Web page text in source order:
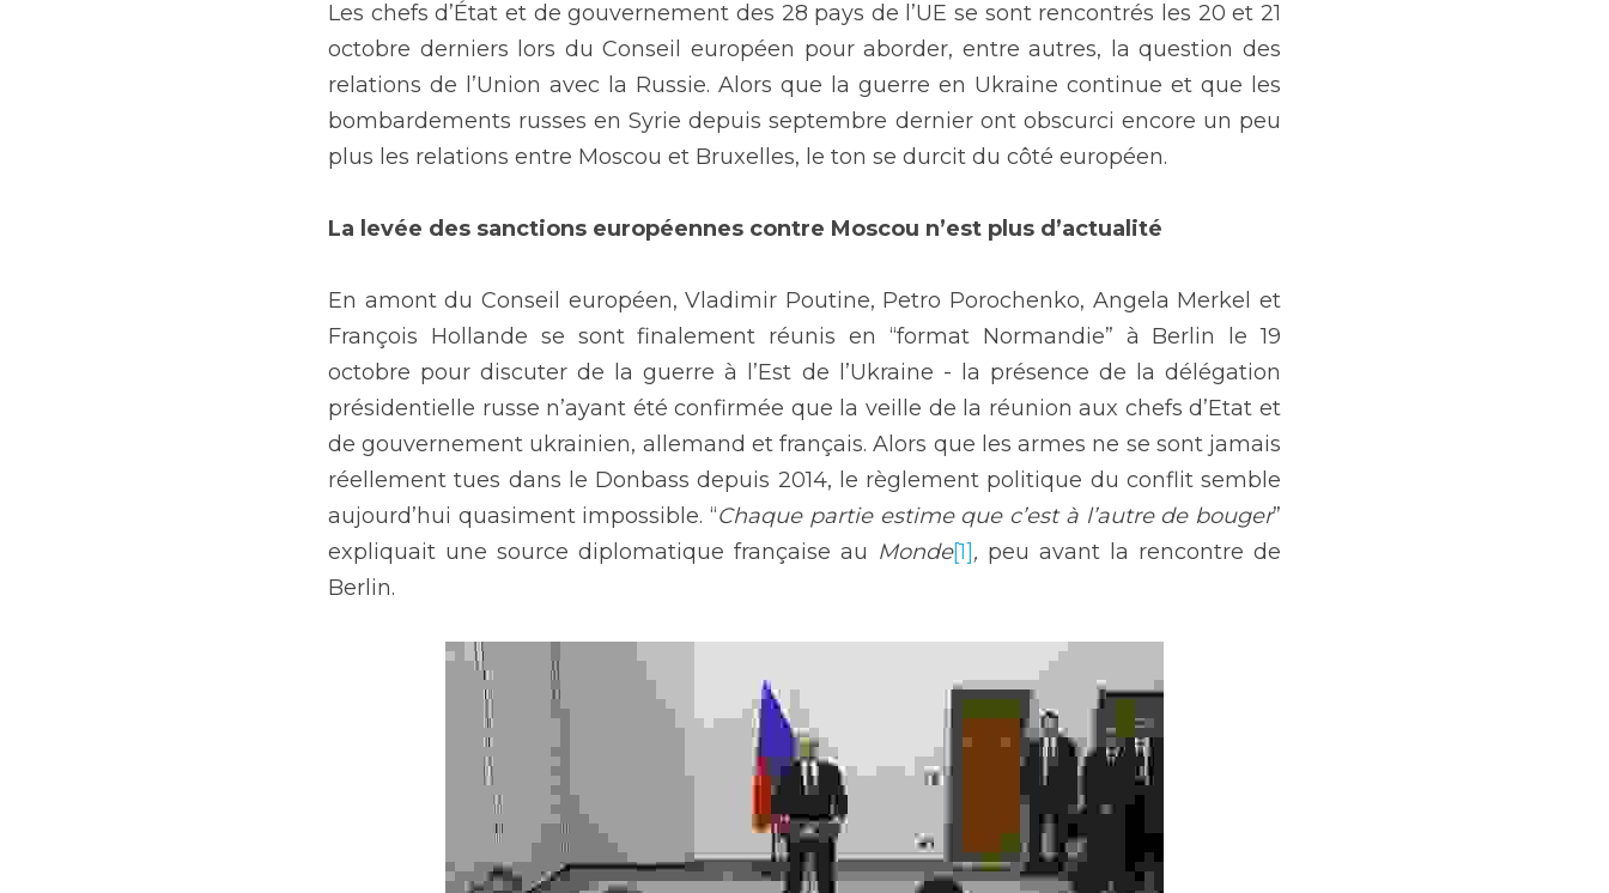
Les chefs d’État et de gouvernement des 28 pays de l’UE se sont rencontrés les 20 et 21
octobre derniers lors du Conseil européen pour aborder, entre autres, la question des
relations de l’Union avec la Russie. Alors que la guerre en Ukraine continue et que les
bombardements russes en Syrie depuis septembre dernier ont obscurci encore un peu
plus les relations entre Moscou et Bruxelles, le ton se durcit du côté européen.
La levée des sanctions européennes contre Moscou n’est plus d’actualité
En amont du Conseil européen, Vladimir Poutine, Petro Porochenko, Angela Merkel et
François Hollande se sont finalement réunis en “format Normandie” à Berlin le 19
octobre pour discuter de la guerre à l’Est de l’Ukraine - la présence de la délégation
présidentielle russe n’ayant été confirmée que la veille de la réunion aux chefs d’Etat et
de gouvernement ukrainien, allemand et français. Alors que les armes ne se sont jamais
réellement tues dans le Donbass depuis 2014, le règlement politique du conflit semble
aujourd’hui quasiment impossible. “Chaque partie estime que c’est à l’autre de bouger”
expliquait une source diplomatique française au Monde[1], peu avant la rencontre de
Berlin.